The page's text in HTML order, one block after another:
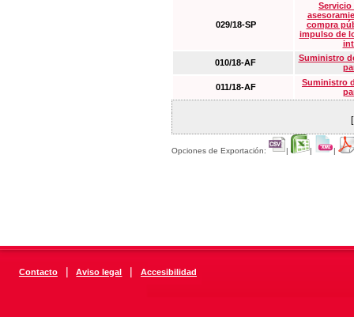
029/18-SP
Servicio
compra
impulso de
010/18-AF
Suministro
011/18-AF
Suministro
Opciones de Exportación: | | |
Contacto | Aviso legal | Accesibilidad